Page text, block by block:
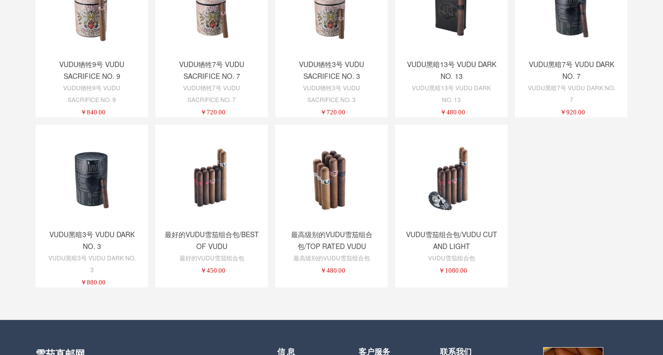
VUDU牺牲9号 VUDU
SACRIFICE NO. 9
VUDU牺牲9号 VUDU
SACRIFICE NO. 9
￥ 840.00
VUDU牺牲7号 VUDU
SACRIFICE NO. 7
VUDU牺牲7号 VUDU
SACRIFICE NO. 7
￥ 720.00
VUDU牺牲3号 VUDU
SACRIFICE NO. 3
VUDU牺牲3号 VUDU
SACRIFICE NO. 3
￥ 720.00
VUDU黑暗13号 VUDU DARK
NO. 13
VUDU黑暗13号 VUDU DARK
NO. 13
￥ 480.00
VUDU黑暗7号 VUDU DARK
NO. 7
VUDU黑暗7号 VUDU DARK NO.
7
￥ 920.00
VUDU黑暗3号 VUDU DARK
NO. 3
VUDU黑暗3号 VUDU DARK NO.
3
￥ 880.00
最好的VUDU雪茄组合包/BEST
OF VUDU
最好的VUDU雪茄组合包
￥ 450.00
最高级别的VUDU雪茄组合
包/TOP RATED VUDU
SAMPLER
最高级别的VUDU雪茄组合包
￥ 480.00
VUDU雪茄组合包/VUDU CUT
AND LIGHT
VUDU雪茄组合包
￥ 1080.00
信 息 客户服务 联系我们